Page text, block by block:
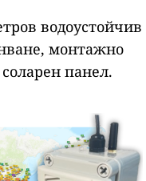
водоустойчив
монтажно
панел.